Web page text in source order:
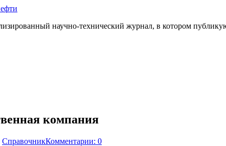
научно-технический журнал, в котором
компания
СправочникКомментарии: 0